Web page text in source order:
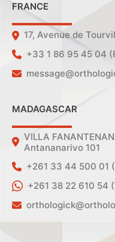
FRANCE
17, Avenue de
+33 1 86 95 45 04
MADAGASCAR
VILLA
Antananarivo 101
+261 33 44 500 01
+261 38 22 610 54